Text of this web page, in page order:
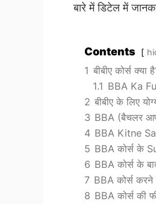
बारे में डिटेल में
Contents
1 बीबीए कोर्स क्या
1.1 BBA Ka
2 बीबीए के लिए
3 BBA (बैचलर
4 BBA Kitne
5 BBA कोर्स के
6 BBA कोर्स के
7 BBA कोर्स करने
8 BBA कोर्स की